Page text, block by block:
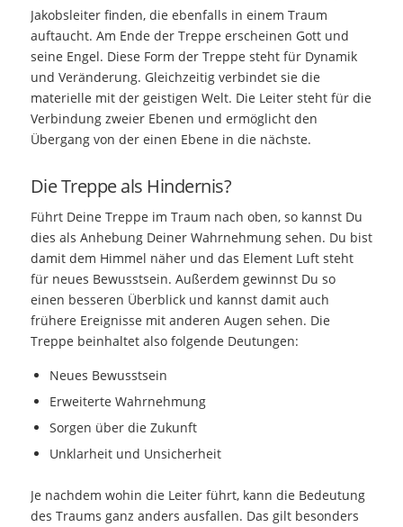
Jakobsleiter finden, die ebenfalls in einem Traum
auftaucht. Am Ende der Treppe erscheinen Gott und
seine Engel. Diese Form der Treppe steht für Dynamik
und Veränderung. Gleichzeitig verbindet sie die
materielle mit der geistigen Welt. Die Leiter steht für die
Verbindung zweier Ebenen und ermöglicht den
Übergang von der einen Ebene in die nächste.
Die Treppe als Hindernis?
Führt Deine Treppe im Traum nach oben, so kannst Du
dies als Anhebung Deiner Wahrnehmung sehen. Du bist
damit dem Himmel näher und das Element Luft steht
für neues Bewusstsein. Außerdem gewinnst Du so
einen besseren Überblick und kannst damit auch
frühere Ereignisse mit anderen Augen sehen. Die
Treppe beinhaltet also folgende Deutungen:
Neues Bewusstsein
Erweiterte Wahrnehmung
Sorgen über die Zukunft
Unklarheit und Unsicherheit
Je nachdem wohin die Leiter führt, kann die Bedeutung
des Traums ganz anders ausfallen. Das gilt besonders